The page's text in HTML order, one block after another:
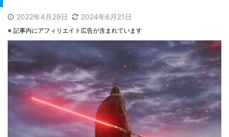
2022年4月29日 2024年6月21日
※ 記事内にアフィリエイト広告が含まれています